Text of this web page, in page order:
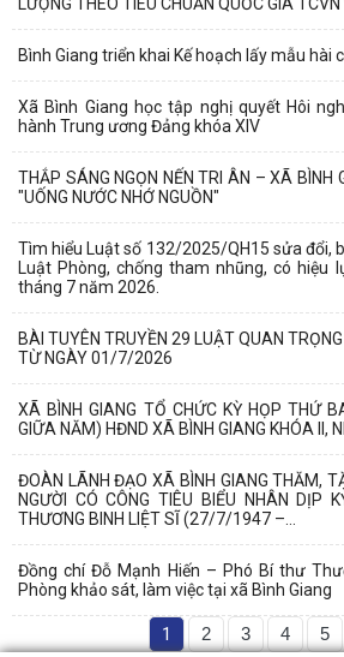
Bình Giang triển khai Kế hoạch lấy mẫu hài
Xã Bình Giang học tập nghị quyết Hôi
hành Trung ương Đảng khóa XIV
THẮP SÁNG NGỌN NẾN TRI ÂN – XÃ BÌNH
"UỐNG NƯỚC NHỚ NGUỒN"
Tìm hiểu Luật số 132/2025/QH15 sửa đổi,
Luật Phòng, chống tham nhũng, có hiệu
tháng 7 năm 2026.
BÀI TUYÊN TRUYỀN 29 LUẬT QUAN
TỪ NGÀY 01/7/2026
XÃ BÌNH GIANG TỔ CHỨC KỲ HỌP THỨ
GIỮA NĂM) HĐND XÃ BÌNH GIANG KHÓA II,
ĐOÀN LÃNH ĐẠO XÃ BÌNH GIANG THĂM,
NGƯỜI CÓ CÔNG TIÊU BIỂU NHÂN DỊP
THƯƠNG BINH LIỆT SĨ (27/7/1947 –...
Đồng chí Đỗ Mạnh Hiến – Phó Bí thư
Phòng khảo sát, làm việc tại xã Bình Giang
1 2 3 4 5
kiện cung cấp DVCTT trên Cổng Dịch vụ...